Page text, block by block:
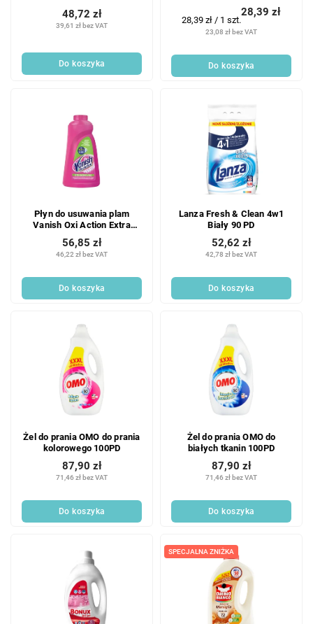
39,61 zł bez VAT
48,72 zł
Do koszyka
23,08 zł bez VAT
28,39 zł
Cena
jednostkowa:
28,39 zł / 1 szt.
Do koszyka
Płyn do usuwania plam
Vanish Oxi Action Extra
Hygiene 940 ml
46,22 zł bez VAT
56,85 zł
Do koszyka
Lanza Fresh & Clean 4w1
Biały 90 PD
42,78 zł bez VAT
52,62 zł
Do koszyka
Żel do prania OMO do prania
kolorowego 100PD
71,46 zł bez VAT
87,90 zł
Do koszyka
Żel do prania OMO do
białych tkanin 100PD
71,46 zł bez VAT
87,90 zł
Do koszyka
SPECJALNA ZNIŻKA